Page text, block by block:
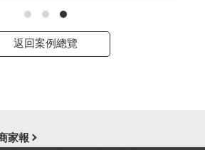
返回案例總覽
家報